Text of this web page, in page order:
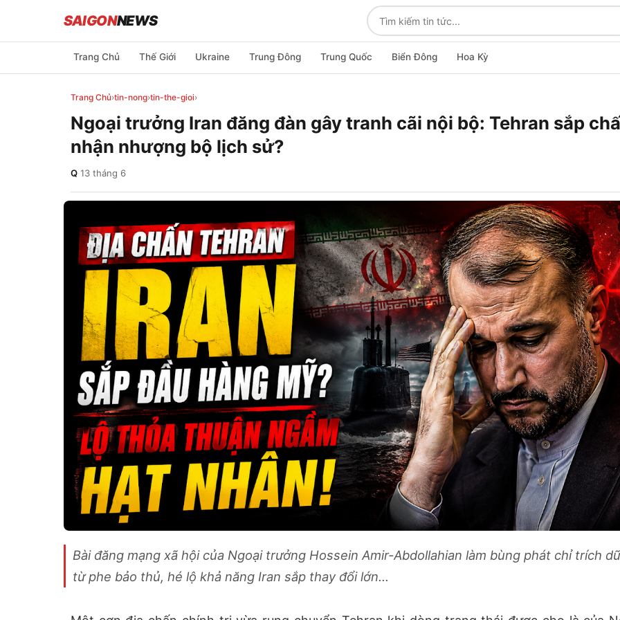
SAIGONNEWS
Trang Chủ Thế Giới Ukraine Trung Đông Trung Quốc Biển Đông Hoa Kỳ
Trang Chủ›tin-nong›tin-the-gioi›
Ngoại trưởng Iran đăng đàn gây tranh cãi nội bộ: Tehran sắp
nhận nhượng bộ lịch sử?
Q·13 tháng 6
Bài đăng mạng xã hội của Ngoại trưởng Hossein Amir-Abdollahian làm bùng phát chỉ trích
từ phe bảo thủ, hé lộ khả năng Iran sắp thay đổi lớn...